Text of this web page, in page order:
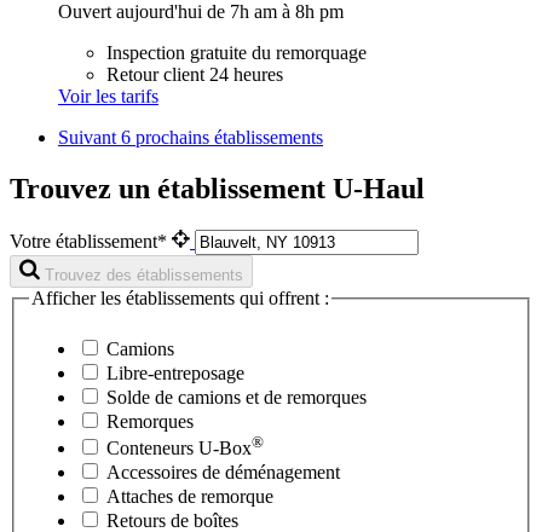
Ouvert aujourd'hui de 7h am à 8h pm
Inspection gratuite du remorquage
Retour client 24 heures
Voir les tarifs
Suivant6 prochains établissements
Trouvez un établissement U-Haul
Votre établissement*
Trouvez des établissements
Afficher les établissements qui offrent :
Camions
Libre-entreposage
Solde de camions et de remorques
Remorques
Conteneurs U-Box®
Accessoires de déménagement
Attaches de remorque
Retours de boîtes